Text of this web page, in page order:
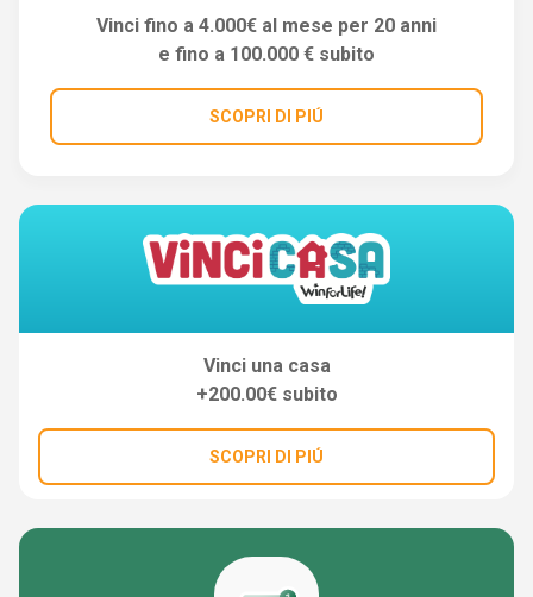
Vinci fino a 4.000€ al mese per 20 anni
e fino a 100.000 € subito
SCOPRI DI PIÚ
Vinci una casa
+200.00€ subito
SCOPRI DI PIÚ